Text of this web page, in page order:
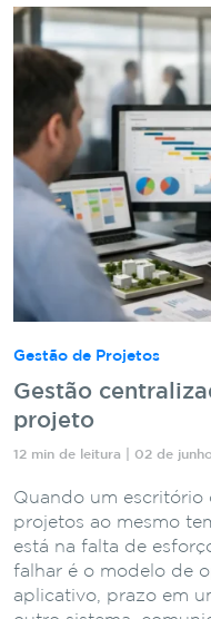
Gestão de Projetos
Gestão
projeto
12 min de leitura | 02 de
Quando um escritório
projetos ao mesmo
está na falta de
falhar é o modelo de
aplicativo, prazo em